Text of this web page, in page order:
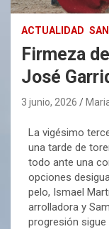
ACTUALIDAD
Firmeza
José
3 junio, 2026
La vigésimo
una tarde de
todo ante una
opciones
pelo, Ismael
arrolladora y
progresión